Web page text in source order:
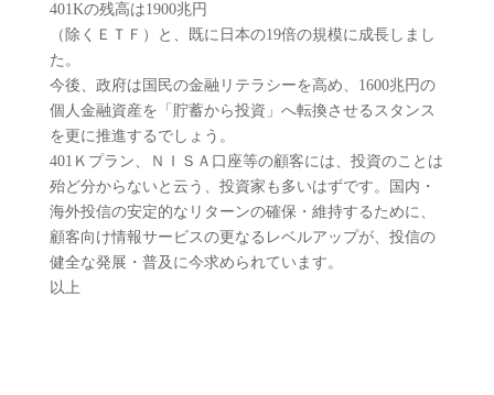
401Kの残高は1900兆円
（除くＥＴＦ）と、既に日本の19倍の規模に成長しまし
た。
今後、政府は国民の金融リテラシーを高め、1600兆円の
個人金融資産を「貯蓄から投資」へ転換させるスタンス
を更に推進するでしょう。
401Ｋプラン、ＮＩＳＡ口座等の顧客には、投資のことは
殆ど分からないと云う、投資家も多いはずです。国内・
海外投信の安定的なリターンの確保・維持するために、
顧客向け情報サービスの更なるレベルアップが、投信の
健全な発展・普及に今求められています。
以上